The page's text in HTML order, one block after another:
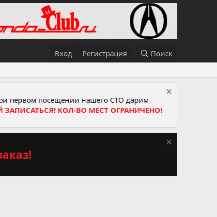
Вход Регистрация Поиск
первом посещении нашего СТО дарим
ЗАПИСАТЬСЯ! КОЛ-ВО МЕСТ ОГРАНИЧЕНО!